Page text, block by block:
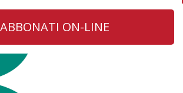
ABBONATI ON-LINE